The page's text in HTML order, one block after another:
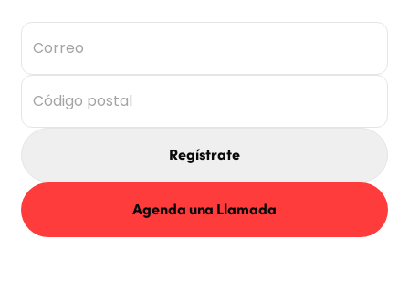
Regístrate
Agenda una Llamada